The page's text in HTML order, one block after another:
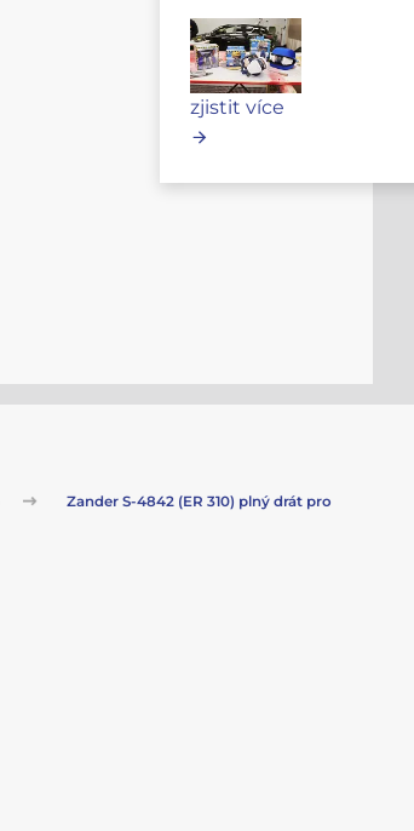
zjistit více
Zander S-4842 (ER 310) plný drát pro